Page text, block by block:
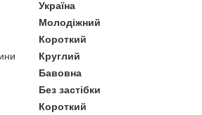
Україна
Молодіжний
Короткий
Круглий
Бавовна
Без застібки
Короткий